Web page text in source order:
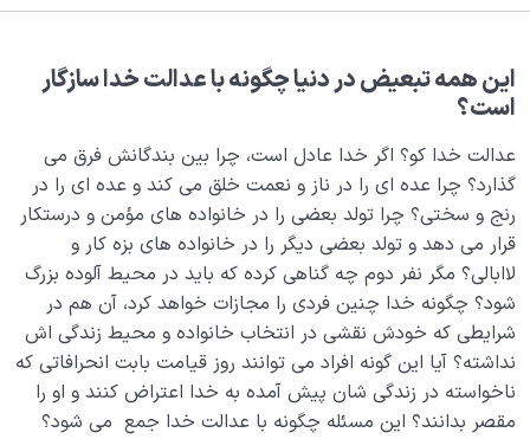
بلوغ کودک عزیز روان 0/8
قضا و قدر و اختیار 0/13
آیا پرهیزکاری به معنای ترس از خداست یا مفهوم دیگری
دارد؟
راه های کسب تقوا چیست و برای با تقوا شدن چه مراقبت
هایی لازم است؟
اهمیت تقوا در چیست؛ آیا تقوا از محدود شدن ما جلوگیری
می‌کند؟
سنت ابتلا یعنی چه؛ راز سختی ها و رنج های زندگی چیست؟
این همه تبعیض در دنیا چگونه با عدالت خدا سازگار
است؟
عدالت خدا کو؟ اگر خدا عادل است، چرا بین بندگانش فرق می
گذارد؟ چرا عده ای را در ناز و نعمت خلق می کند و عده ای را در
رنج و سختی؟ چرا تولد بعضی را در خانواده های مؤمن و درستکار
قرار می دهد و تولد بعضی دیگر را در خانواده های بزه کار و
لاابالی؟ مگر نفر دوم چه گناهی کرده که باید در محیط آلوده بزرگ
شود؟ چگونه خدا چنین فردی را مجازات خواهد کرد، آن هم در
شرایطی که خودش نقشی در انتخاب خانواده و محیط زندگی اش
نداشته؟ آیا این گونه افراد می توانند روز قیامت بابت انحرافاتی که
ناخواسته در زندگی شان پیش آمده به خدا اعتراض کنند و او را
مقصر بدانند؟ این مسئله چگونه با عدالت خدا جمع می شود؟